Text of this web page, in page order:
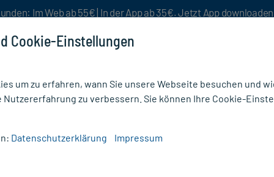
Im Web ab 55€ | In der App ab 35€. Jetzt App downloaden
Cookie-Einstellungen
um zu erfahren, wann Sie unsere Webseite besuchen und
Nutzererfahrung zu verbessern. Sie können Ihre Cookie-
Datenschutzerklärung Impressum